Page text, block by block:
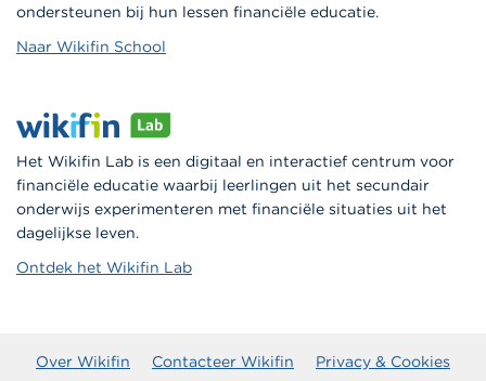
ondersteunen bij hun lessen financiële educatie.
Naar Wikifin School
Het Wikifin Lab is een digitaal en interactief centrum voor
financiële educatie waarbij leerlingen uit het secundair
onderwijs experimenteren met financiële situaties uit het
dagelijkse leven.
Ontdek het Wikifin Lab
Over Wikifin Contacteer Wikifin Privacy & Cookies